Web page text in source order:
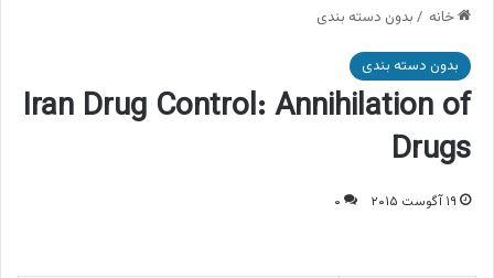
خانه / بدون دسته بندی
بدون دسته بندی
Iran Drug Control: Annihilation of
Drugs
۱۹ آگوست ۲۰۱۵ ۰